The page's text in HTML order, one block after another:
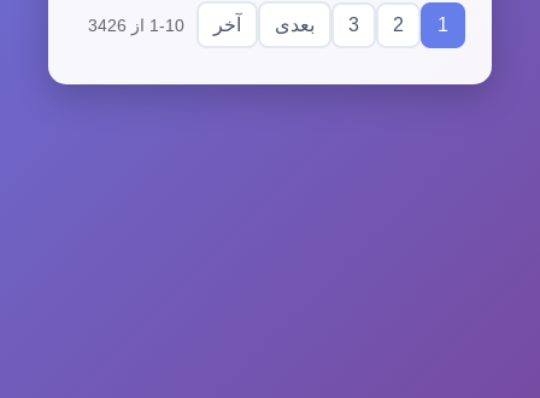
1
2
3 بعدی آخر 1-10 از 3426